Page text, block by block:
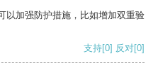
以加强防护措施，比如增加双重验
支持[0] 反对[0]